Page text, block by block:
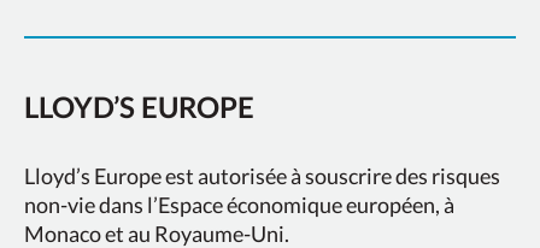
LLOYD’S EUROPE
Lloyd’s Europe est autorisée à souscrire des risques
non-vie dans l’Espace économique européen, à
Monaco et au Royaume-Uni.